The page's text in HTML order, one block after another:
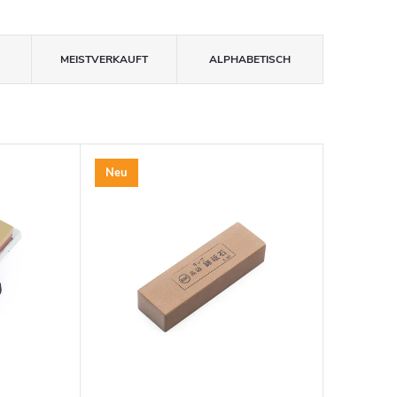
MEISTVERKAUFT ALPHABETISCH
Neu